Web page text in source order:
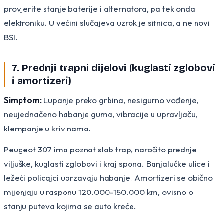
provjerite stanje baterije i alternatora, pa tek onda
elektroniku. U većini slučajeva uzrok je sitnica, a ne novi
BSI.
7. Prednji trapni dijelovi (kuglasti zglobovi
i amortizeri)
Simptom: Lupanje preko grbina, nesigurno vođenje,
neujednačeno habanje guma, vibracije u upravljaču,
klempanje u krivinama.
Peugeot 307 ima poznat slab trap, naročito prednje
viljuške, kuglasti zglobovi i kraj spona. Banjalučke ulice i
ležeći policajci ubrzavaju habanje. Amortizeri se obično
mijenjaju u rasponu 120.000-150.000 km, ovisno o
stanju puteva kojima se auto kreće.